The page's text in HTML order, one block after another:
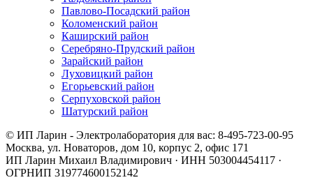
Павлово-Посадский район
Коломенский район
Каширский район
Серебряно-Прудский район
Зарайский район
Луховицкий район
Егорьевский район
Серпуховской район
Шатурский район
© ИП Ларин - Электролаборатория для вас: 8-495-723-00-95
Москва, ул. Новаторов, дом 10, корпус 2, офис 171
ИП Ларин Михаил Владимирович · ИНН 503004454117 ·
ОГРНИП 319774600152142